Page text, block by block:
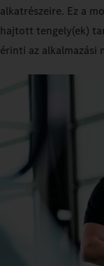
alkatrészeire. Ez a
hajtott tengely(ek)
érinti az